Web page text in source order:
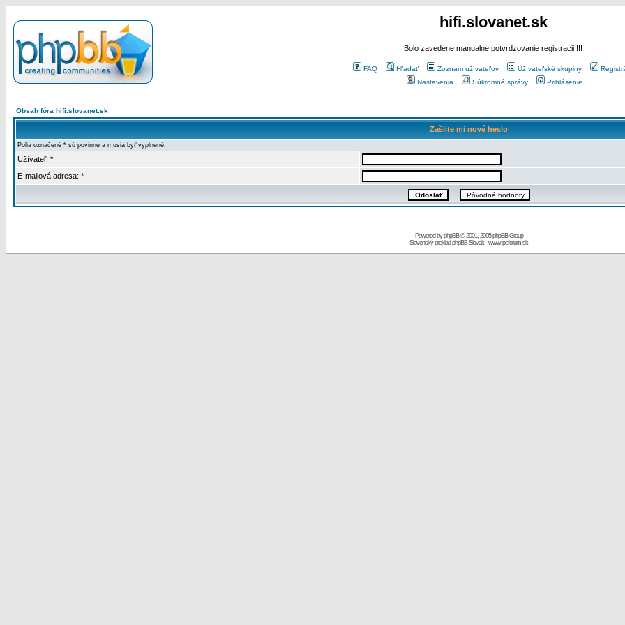
hifi.slovanet.sk
Bolo zavedene manualne potvrdzovanie registracii !!!
FAQ Hľadať Zoznam užívateľov Užívateľské skupiny
Nastavenia
Súkromné správy Prihlásenie
Obsah fóra hifi.slovanet.sk
Zašlite mi nové heslo
Polia označené * sú povinné a musia byť vyplnené.
Užívateľ: *
E-mailová adresa: *
Powered byphpBB© 2001, 2005 phpBB Group
Slovenský preklad phpBB Slovak-www.pcforum.sk